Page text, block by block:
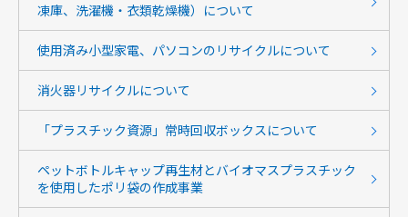
凍庫、洗濯機・衣類乾燥機）について
使用済み小型家電、パソコンのリサイクルについて
消火器リサイクルについて
「プラスチック資源」常時回収ボックスについて
ペットボトルキャップ再生材とバイオマスプラスチック
を使用したポリ袋の作成事業